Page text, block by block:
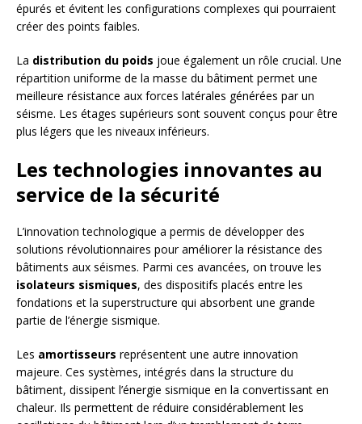
épurés et évitent les configurations complexes qui pourraient
créer des points faibles.
La distribution du poids joue également un rôle crucial. Une
répartition uniforme de la masse du bâtiment permet une
meilleure résistance aux forces latérales générées par un
séisme. Les étages supérieurs sont souvent conçus pour être
plus légers que les niveaux inférieurs.
Les technologies innovantes au
service de la sécurité
L’innovation technologique a permis de développer des
solutions révolutionnaires pour améliorer la résistance des
bâtiments aux séismes. Parmi ces avancées, on trouve les
isolateurs sismiques, des dispositifs placés entre les
fondations et la superstructure qui absorbent une grande
partie de l’énergie sismique.
Les amortisseurs représentent une autre innovation
majeure. Ces systèmes, intégrés dans la structure du
bâtiment, dissipent l’énergie sismique en la convertissant en
chaleur. Ils permettent de réduire considérablement les